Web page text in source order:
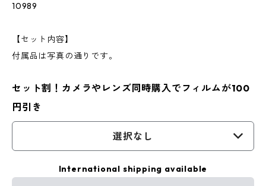
10989
【セット内容】
付属品は写真の通りです。
セット割！カメラやレンズ同時購入でフィルムが100
円引き
選択なし
International shipping available